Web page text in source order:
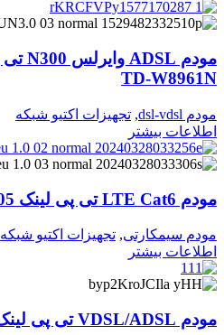
TD-W8961N
مودم dsl-vdsl , تجهیزات اکتیو شبکه
اطلاعات بیشتر
مودم LTE Cat6 تی پی لینک Archer MR505
مودم سیمکارتی, تجهیزات اکتیو شبکه
اطلاعات بیشتر
مودم VDSL/ADSL تی پی لینک مدل Archer VR300